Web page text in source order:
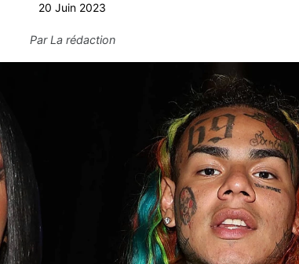
20 Juin 2023
ParLa rédaction